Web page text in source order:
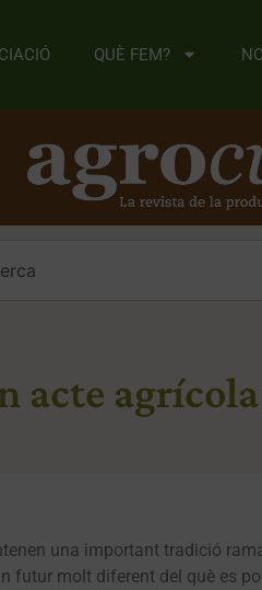
QUÈ FEM?
acte agrícola
una important tradició
futur molt diferent del què es